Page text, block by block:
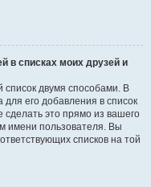
в списках моих друзей и
список двумя способами. В
его добавления в список
сделать это прямо из вашего
имени пользователя. Вы
списков на той